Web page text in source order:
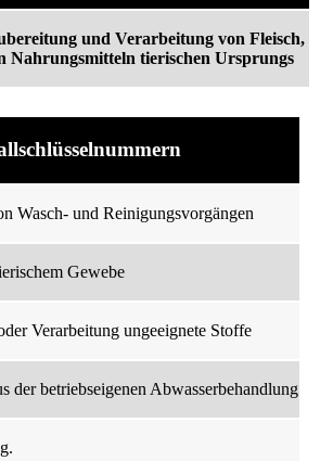
und Verarbeitung von Fleisch,
Nahrungsmitteln tierischen Ursprungs
Wasch- und Reinigungsvorgängen
Gewebe
Verarbeitung ungeeignete Stoffe
der betriebseigenen Abwasserbehandlung